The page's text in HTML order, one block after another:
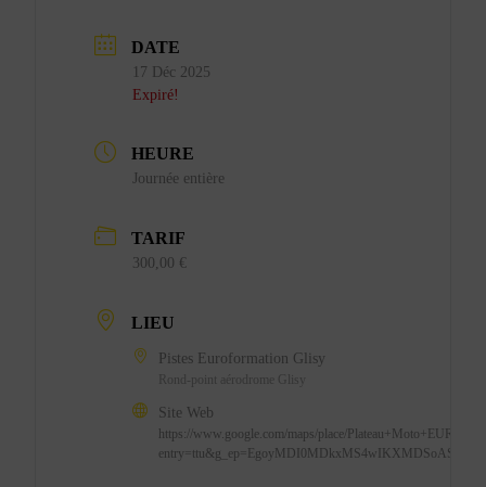
DATE
17 Déc 2025
Expiré!
HEURE
Journée entière
TARIF
300,00 €
LIEU
Pistes Euroformation Glisy
Rond-point aérodrome Glisy
Site Web
https://www.google.com/maps/place/